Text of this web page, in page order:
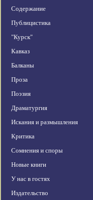
Содержание
Публицистика
"Курск"
Кавказ
Балканы
Проза
Поэзия
Драматургия
Искания и размышления
Критика
Сомнения и споры
Новые книги
У нас в гостях
Издательство